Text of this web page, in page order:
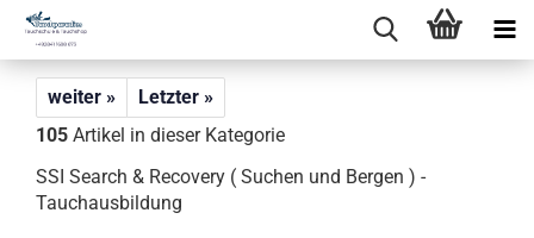
weiter »
Letzter »
105 Artikel in dieser Kategorie
SSI Search & Recovery ( Suchen und Bergen ) -
Tauchausbildung